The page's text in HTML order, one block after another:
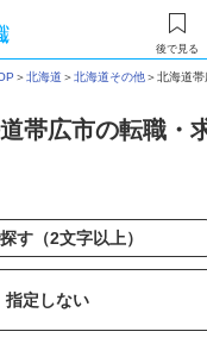
後で見る
＞北海道 ＞北海道その他＞北海道帯
帯広市の転職・
指定しない